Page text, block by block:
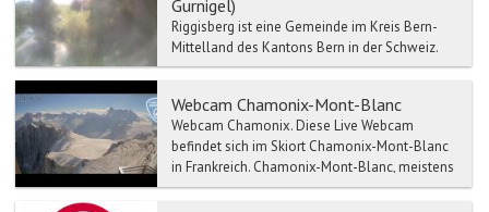
Gurnigel)
Riggisberg ist eine Gemeinde im Kreis Bern-
Mittelland des Kantons Bern in der Schweiz.
Riggisberg befindet sich auf 762 Meter ü. M., 15
Webcam Chamonix-Mont-Blanc
Webcam Chamonix. Diese Live Webcam
befindet sich im Skiort Chamonix-Mont-Blanc
in Frankreich. Chamonix-Mont-Blanc, meistens
kurz Cham...